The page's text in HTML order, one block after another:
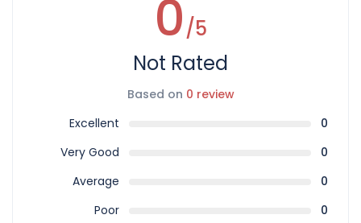
horário reservado, tentaremos reagendá-lo para um
horário ou data posterior com base na disponibilidade, sua
reserva poderá ser cancelada sem reembolso disponível.
0/5
Not Rated
Based on 0 review
Excellent
0
Very Good
0
Average
0
Poor
0